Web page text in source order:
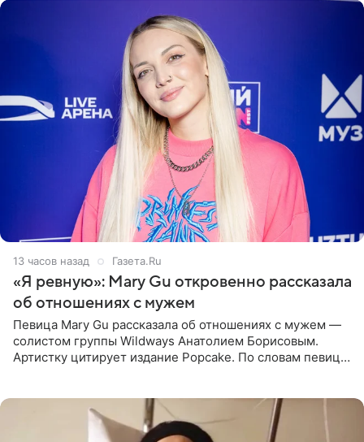
13 часов назад Газета.Ru
«Я ревную»: Mary Gu откровенно рассказала
об отношениях с мужем
Певица Mary Gu рассказала об отношениях с мужем —
солистом группы Wildways Анатолием Борисовым.
Артистку цитирует издание Popcake. По словам певицы,